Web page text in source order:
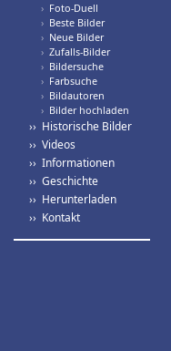
› Foto-Duell
› Beste Bilder
› Neue Bilder
› Zufalls-Bilder
› Bildersuche
› Farbsuche
› Bildautoren
› Bilder hochladen
›› Historische Bilder
›› Videos
›› Informationen
›› Geschichte
›› Herunterladen
›› Kontakt